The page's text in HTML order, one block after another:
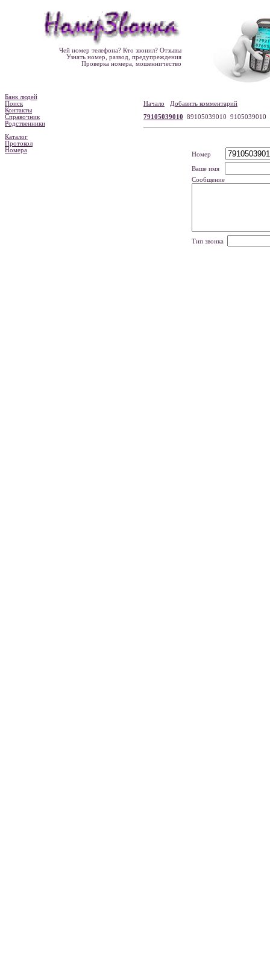
Чей номер телефона? Кто звонил? Отзывы
Узнать номер, развод, предупреждения
Проверка номера, мошенничество
Банк людей
Поиск
Контакты
Справочник
Родственники
Каталог
Протокол
Номера
Начало
Добавить комментарий
79105039010 89105039010 9105039010
Номер
Ваше имя
Сообщение
Тип звонка